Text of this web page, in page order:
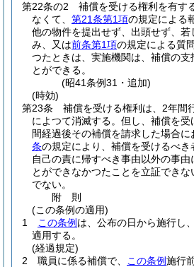
第22条の2
補償を受ける権利を有す
なくて、 第21条第1項の規定による
他の物件を提出せず、出頭せず、
み、又は前条第1項の規定による質
つたときは、実施機関は、補償の支
とができる。
(昭41条例31・追加)
(時効)
第23条
補償を受ける権利は、2年間
によつて消滅する。 但し、補償を受
間経過後その補償を請求した場合
条の規定により、補償を受けるべ
自己の責に帰すべき事由以外の事由
とができなかつたことを立証できな
でない。
附 則
(この条例の適用)
1
この条例 は、公布の日から施行し
適用する。
(経過規定)
2
職員に係る補償で、 この条例施行